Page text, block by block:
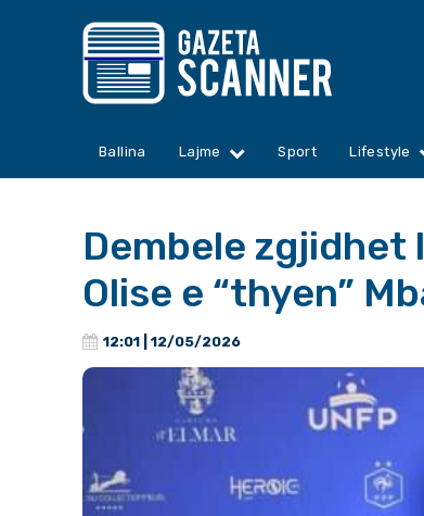
Ballina Lajme Sport Lifestyle
Dembele zgjidhet
Olise e “thyen”
12:01 | 12/05/2026